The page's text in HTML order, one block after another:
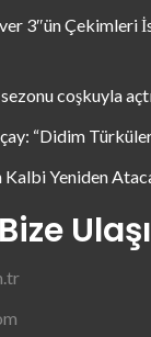
3″ün Çekimleri
coşkuyla
“Didim
Kalbi Yeniden
Bize